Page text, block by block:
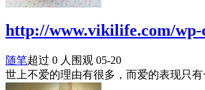
http://www.vikilife.com/wp-
随笔超过 0 人围观 05-20
世上不爱的理由有很多，而爱的表现只